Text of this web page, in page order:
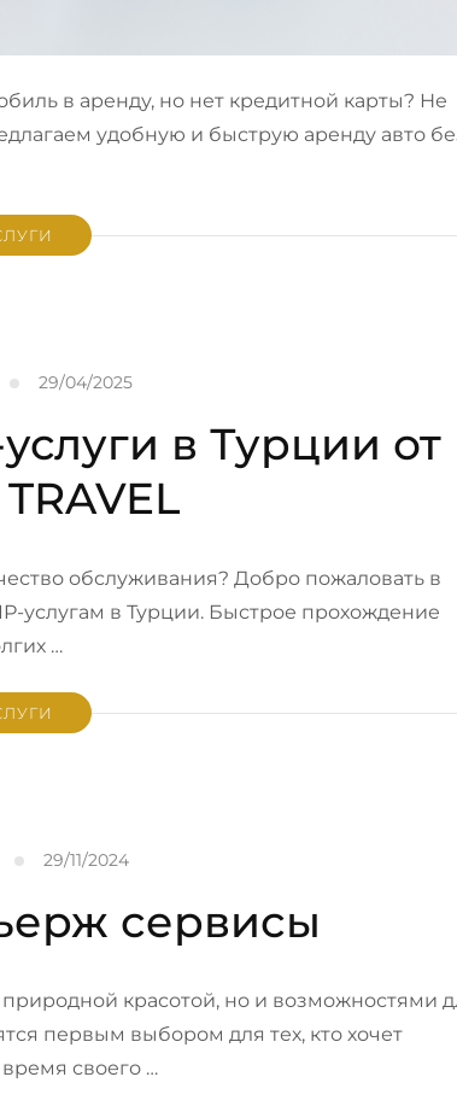
в аренду, но нет кредитной карты? Не
удобную и быструю аренду авто
29/04/2025
в Турции от
обслуживания? Добро пожаловать в
услугам в Турции. Быстрое прохождение
…
29/11/2024
сервисы
красотой, но и возможностями
первым выбором для тех, кто хочет
своего …